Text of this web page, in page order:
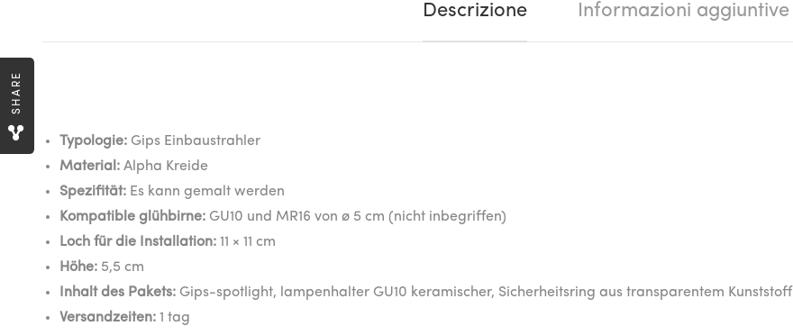
SHARE
Descrizione Informazioni aggiuntive
Typologie: Gips Einbaustrahler
Material: Alpha Kreide
Spezifität: Es kann gemalt werden
Kompatible glühbirne: GU10 und MR16 von ø 5 cm (nicht inbegriffen)
Loch für die Installation: 11 × 11 cm
Höhe: 5,5 cm
Inhalt des Pakets: Gips-spotlight, lampenhalter GU10 keramischer, Sicherheitsring aus transparentem Kunststoff
Versandzeiten: 1 tag